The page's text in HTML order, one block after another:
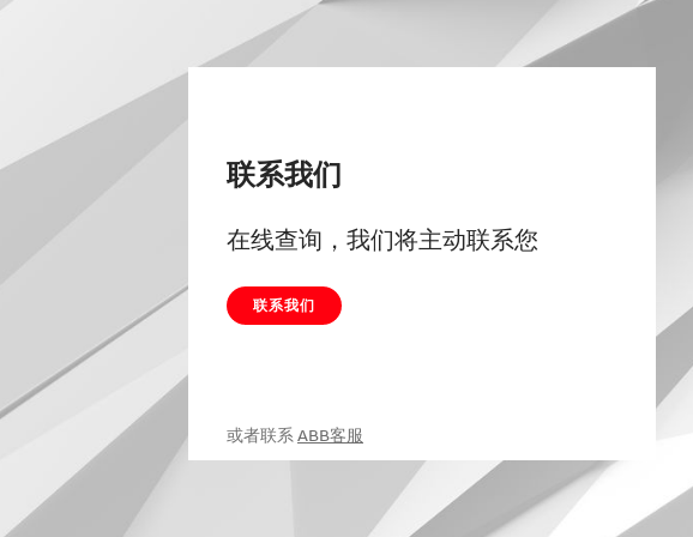
联系我们
在线查询，我们将主动联系您
联系我们
或者联系ABB客服